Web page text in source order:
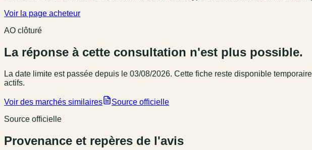
Voir la page acheteur
AO clôturé
La réponse à cette consultation n'est plus possible.
La date limite est passée depuis le 03/08/2026. Cette fiche reste disponible
actifs.
Voir des marchés similaires
Source officielle
Source officielle
Provenance et repères de l'avis